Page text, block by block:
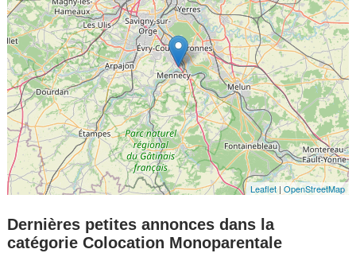
Leaflet |OpenStreetMap
Dernières petites annonces dans la
catégorie Colocation Monoparentale